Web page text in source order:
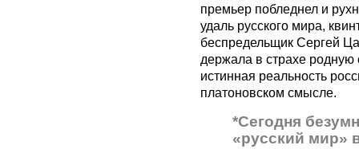
премьер побледнел и
удаль русского мира,
беспредельщик Сергей
держала в страхе родную
истинная реальность
платоновском смысле.
*Сегодня
«русский мир»